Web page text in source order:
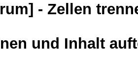
- Zellen
und Inhalt